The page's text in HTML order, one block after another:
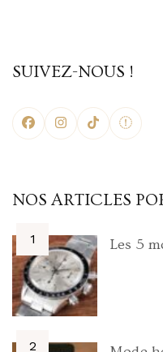
SUIVEZ-NOUS !
NOS ARTICLES
Les 5